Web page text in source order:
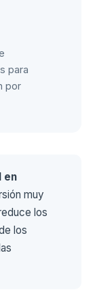
para
por
en
muy
los
los